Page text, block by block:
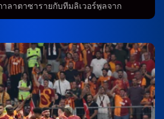
ชื่อที่มั่นใจ ทำให้ทีมเอตาลันต้าเป็น
นการแข่งขันในฤดูกาลนี้ มีความเชื่อ
การทำนายบอล การวิเคราะห์ฟุตบอล
งรอคอยเพื่อเห็นผลงานที่น่าทึ่งของทีม
เข้ามาติดตามกันอย่างใกล้ชิด เพื่อชม
ในลีกในครั้งนี้ ทางเราขอเชิญทุกคนที่
ล้ชิดได้ที่นี่! การวิเคราะห์บอลเพื่อ
เป็นกระบวนการที่สำคัญในการทำนาย
มีผลรวมถึงการพิจารณาปัจจัยต่างๆ
ลาตาซารายกับทีมลิเวอร์พูลจาก
สดผ่านช่อง beIN SPORTS 1 ในวัน
ของทั้งสองทีมในการแข่งขันยูฟ่า
วทั้งหมด 4 นัด โดยทีมลิเวอร์พูลได้
และแพ้ 1 นัด เมื่อพวกเขาเคยพบกัน
ซารายสามารถเอาชนะลิเวอร์พูลด้วย
รแข่งขันครั้งนี้จึงเป็นเรื่องที่น่าติดตาม
สามารถของทั้งสองทีมที่มีความ
ที่สูง ซึ่งการพบกันเป็นการทดสอบความ